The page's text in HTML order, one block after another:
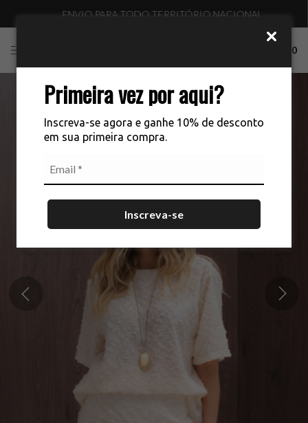
Primeira vez por aqui?
Inscreva-se agora e ganhe 10% de desconto
em sua primeira compra.
Inscreva-se
ENVIO PARA TODO TERRITÓRIO NACIONAL
0